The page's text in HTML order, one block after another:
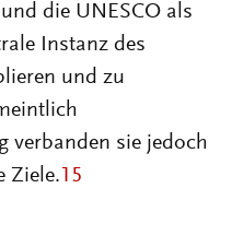
die UNESCO als
Instanz des
und zu
verbanden sie jedoch
Ziele. 15